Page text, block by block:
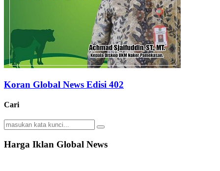
Koran Global News Edisi 402
Cari
Search
for:
Search
Harga Iklan Global News